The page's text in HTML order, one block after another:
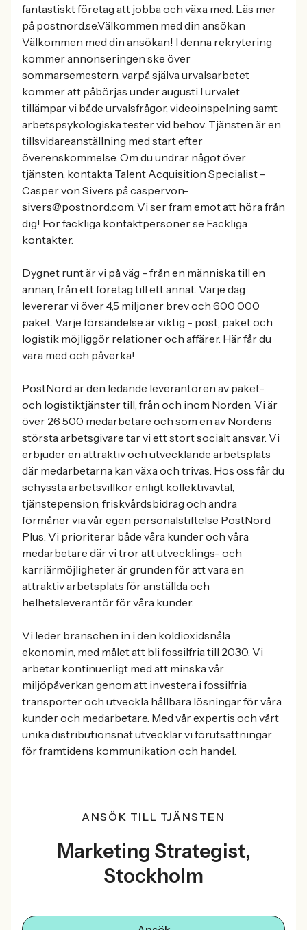
fantastiskt företag att jobba och växa med. Läs mer
på postnord.se.Välkommen med din ansökan
Välkommen med din ansökan! I denna rekrytering
kommer annonseringen ske över
sommarsemestern, varpå själva urvalsarbetet
kommer att påbörjas under augusti.I urvalet
tillämpar vi både urvalsfrågor, videoinspelning samt
arbetspsykologiska tester vid behov. Tjänsten är en
tillsvidareanställning med start efter
överenskommelse. Om du undrar något över
tjänsten, kontakta Talent Acquisition Specialist -
Casper von Sivers på casper.von-
sivers@postnord.com. Vi ser fram emot att höra från
dig! För fackliga kontaktpersoner se Fackliga
kontakter.
Dygnet runt är vi på väg - från en människa till en
annan, från ett företag till ett annat. Varje dag
levererar vi över 4,5 miljoner brev och 600 000
paket. Varje försändelse är viktig - post, paket och
logistik möjliggör relationer och affärer. Här får du
vara med och påverka!
PostNord är den ledande leverantören av paket-
och logistiktjänster till, från och inom Norden. Vi är
över 26 500 medarbetare och som en av Nordens
största arbetsgivare tar vi ett stort socialt ansvar. Vi
erbjuder en attraktiv och utvecklande arbetsplats
där medarbetarna kan växa och trivas. Hos oss får du
schyssta arbetsvillkor enligt kollektivavtal,
tjänstepension, friskvårdsbidrag och andra
förmåner via vår egen personalstiftelse PostNord
Plus. Vi prioriterar både våra kunder och våra
medarbetare där vi tror att utvecklings- och
karriärmöjligheter är grunden för att vara en
attraktiv arbetsplats för anställda och
helhetsleverantör för våra kunder.
Vi leder branschen in i den koldioxidsnåla
ekonomin, med målet att bli fossilfria till 2030. Vi
arbetar kontinuerligt med att minska vår
miljöpåverkan genom att investera i fossilfria
transporter och utveckla hållbara lösningar för våra
kunder och medarbetare. Med vår expertis och vårt
unika distributionsnät utvecklar vi förutsättningar
för framtidens kommunikation och handel.
ANSÖK TILL TJÄNSTEN
Marketing Strategist,
Stockholm